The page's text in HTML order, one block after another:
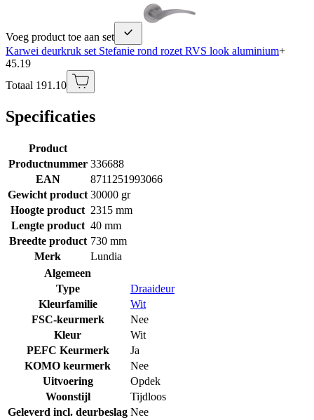
Voeg product toe aan set
Karwei deurkruk set Stefanie rond rozet RVS look aluminium+
45.19
Totaal 191.10
Specificaties
Product
Productnummer 336688
EAN
8711251993066
Gewicht product 30000 gr
Hoogte product 2315 mm
Lengte product 40 mm
Breedte product 730 mm
Merk
Lundia
Algemeen
Type
Draaideur
Kleurfamilie
Wit
FSC-keurmerk
Nee
Kleur
Wit
PEFC Keurmerk
Ja
KOMO keurmerk
Nee
Uitvoering
Opdek
Woonstijl
Tijdloos
Geleverd incl. deurbeslag Nee